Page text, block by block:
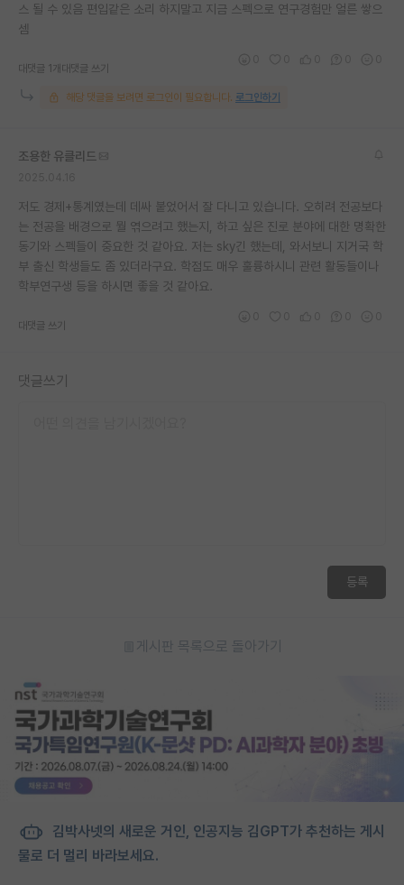
스 될 수 있음 편입같은 소리 하지말고 지금 스펙으로 연구경험만 얼른 쌓으
셈
대댓글 1개 대댓글 쓰기
해당 댓글을 보려면 로그인이 필요합니다. 로그인하기
조용한 유클리드
저도 경제+통계였는데 데싸 붙었어서 잘 다니고 있습니다. 오히려 전공보다
는 전공을 배경으로 뭘 엮으려고 했는지, 하고 싶은 진로 분야에 대한 명확한
동기와 스펙들이 중요한 것 같아요. 저는 sky긴 했는데, 와서보니 지거국 학
부 출신 학생들도 좀 있더라구요. 학점도 매우 훌륭하시니 관련 활동들이나
학부연구생 등을 하시면 좋을 것 같아요.
대댓글 쓰기
댓글쓰기
등록
게시판 목록으로 돌아가기
김박사넷의 새로운 거인, 인공지능 김GPT가 추천하는 게시
물로 더 멀리 바라보세요.